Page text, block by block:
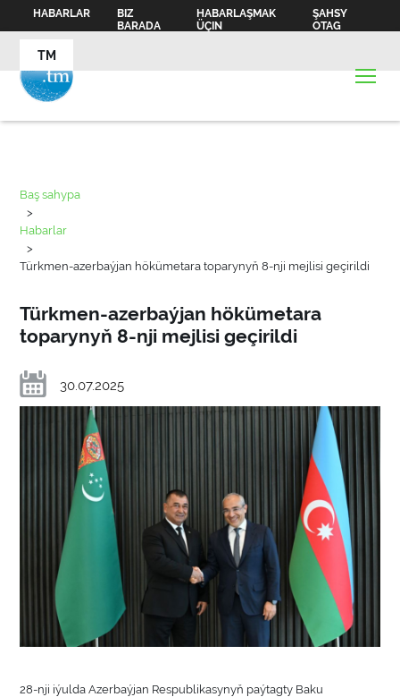
HABARLAR
BIZ
BARADA
HABARLAŞMAK
ÜÇIN
ŞAHSY
OTAG
TM
Baş sahypa
>
Habarlar
>
Türkmen-azerbaýjan hökümetara toparynyň 8-nji mejlisi geçirildi
Türkmen-azerbaýjan hökümetara
toparynyň 8-nji mejlisi geçirildi
30.07.2025
28-nji iýulda Azerbaýjan Respublikasynyň paýtagty Baku